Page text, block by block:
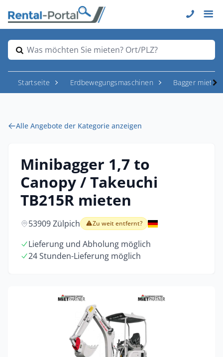
Was möchten Sie mieten? Ort/PLZ?
Startseite Erdbewegungsmaschinen Bagger mieten
Alle Angebote der Kategorie anzeigen
Minibagger 1,7 to
Canopy / Takeuchi
TB215R mieten
53909 Zülpich Zu weit entfernt?
Lieferung und Abholung möglich
24 Stunden-Lieferung möglich